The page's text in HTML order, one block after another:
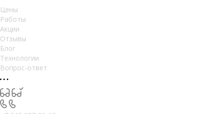
Цены
Работы
Акции
Отзывы
Блог
Технологии
Вопрос-ответ